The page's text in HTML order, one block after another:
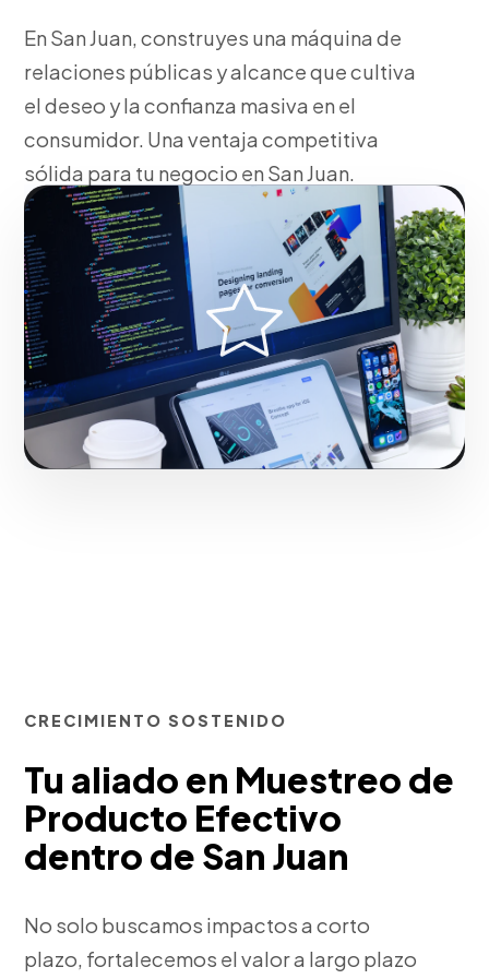
En San Juan, construyes una máquina de
relaciones públicas y alcance que cultiva
el deseo y la confianza masiva en el
consumidor. Una ventaja competitiva
sólida para tu negocio en San Juan.
Fase 2:
En San Juan, despliegue operativo y tácticas
de tracción. Con resultados reales para el mercado
de San Juan.
Iniciar proyecto
CRECIMIENTO SOSTENIDO
Tu aliado en Muestreo de
Producto Efectivo
dentro de San Juan
No solo buscamos impactos a corto
plazo, fortalecemos el valor a largo plazo